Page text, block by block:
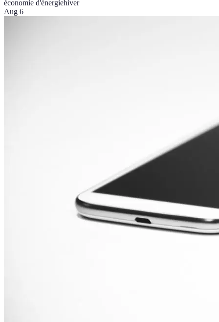
économie d'énergiehiver
Aug 6